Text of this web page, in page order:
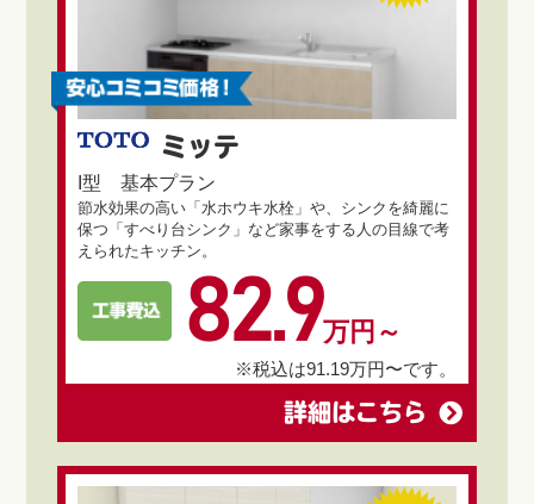
ミッテ
I型 基本プラン
節水効果の高い「水ホウキ水栓」や、シンクを綺麗に
保つ「すべり台シンク」など家事をする人の目線で考
えられたキッチン。
82.9万円～
※税込は91.19万円〜です。
詳細はこちら